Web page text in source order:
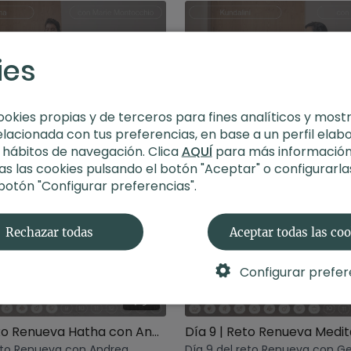
11:08
Día 4 | Reto Renueva Pranayama con Marie
Renueva con Marie. Día 5 del reto Renueva con
Día 8 | Reto Renueva Hatha con Andrea
propias y de terceros para fines analíticos y
con tus preferencias, en base a un perfil
de navegación. ClicaAQUÍpara más
las cookies pulsando el botón "Aceptar" o
"Configurar preferencias".
Rechazar todas Aceptar todas las
Configurar